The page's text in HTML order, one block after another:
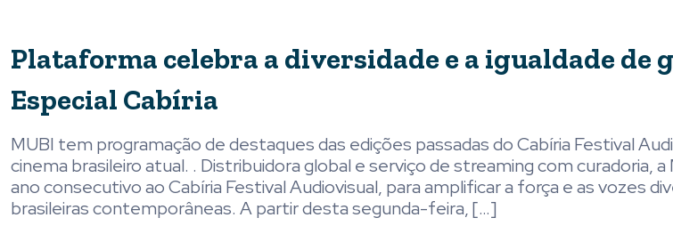
Plataforma celebra a diversidade e a igualdade de
Especial Cabíria
MUBI tem programação de destaques das edições passadas do Cabíria Festival
cinema brasileiro atual. . Distribuidora global e serviço de streaming com curadoria,
ano consecutivo ao Cabíria Festival Audiovisual, para amplificar a força e as vozes
brasileiras contemporâneas. A partir desta segunda-feira, […]